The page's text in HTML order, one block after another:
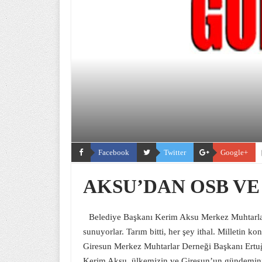
Facebook Twitter Google+
AKSU’DAN OSB
Belediye Başkanı Kerim Aksu Merkez
sunuyorlar. Tarım bitti, her şey ithal. Milletin
Giresun Merkez Muhtarlar Derneği Başkanı